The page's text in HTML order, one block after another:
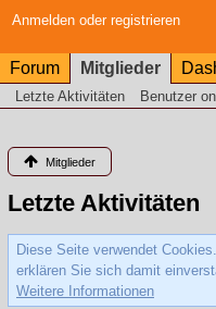
Anmelden oder registrieren
Forum Mitglieder
Letzte Aktivitäten Benutzer
Mitglieder
Letzte Aktivitäten
Diese Seite verwendet
erklären Sie sich damit
Weitere Informationen